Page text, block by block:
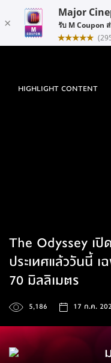
HIGHLIGHT CONTENT
The Odyssey เปิ
ประเทศแล้ววันนี้ เ
70 มิลลิเมตร
5,186 17 ก.ค.